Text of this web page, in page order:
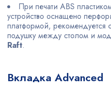
При печати ABS
устройство оснащено
платформой, рекомендуется
подушку между столом и
Raft.
Вкладка Advanced